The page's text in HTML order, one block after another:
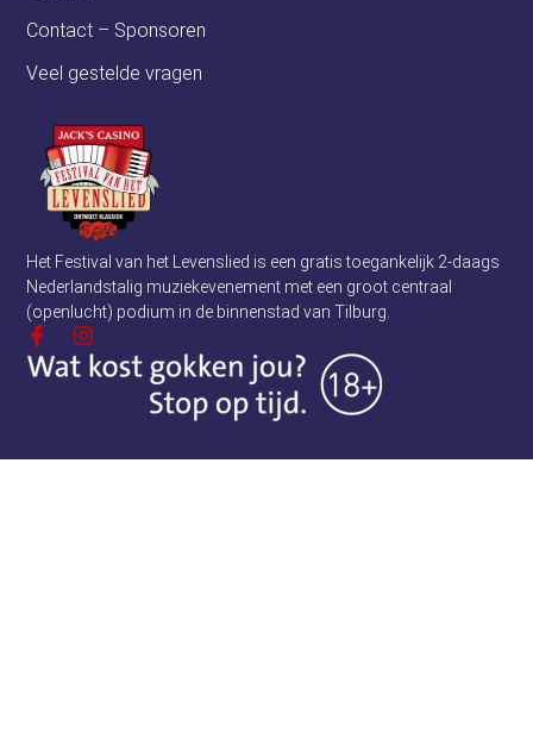
Het Festival van het Levenslied is een gratis toegankelijk 2-daags
Nederlandstalig muziekevenement met een groot centraal
(openlucht) podium in de binnenstad van Tilburg.
Contact – Sponsoren
Veel gestelde vragen